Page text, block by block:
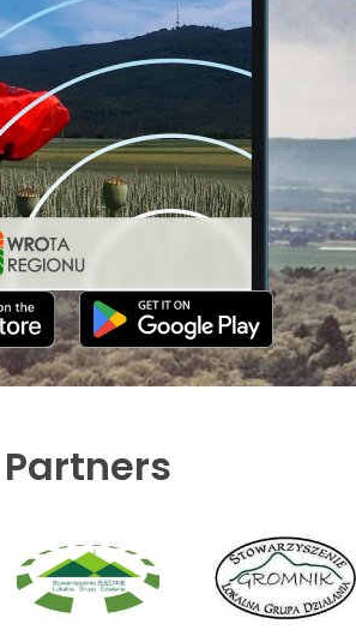
Partners